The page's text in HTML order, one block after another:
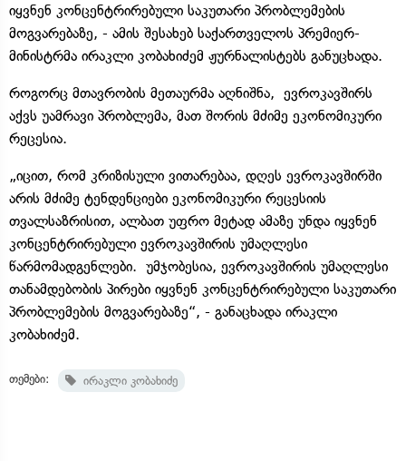
იყვნენ კონცენტრირებული საკუთარი პრობლემების
მოგვარებაზე, - ამის შესახებ საქართველოს პრემიერ-
მინისტრმა ირაკლი კობახიძემ ჟურნალისტებს განუცხადა.
როგორც მთავრობის მეთაურმა აღნიშნა, ევროკავშირს
აქვს უამრავი პრობლემა, მათ შორის მძიმე ეკონომიკური
რეცესია.
„იცით, რომ კრიზისული ვითარებაა, დღეს ევროკავშირში
არის მძიმე ტენდენციები ეკონომიკური რეცესიის
თვალსაზრისით, ალბათ უფრო მეტად ამაზე უნდა იყვნენ
კონცენტრირებული ევროკავშირის უმაღლესი
წარმომადგენლები. უმჯობესია, ევროკავშირის უმაღლესი
თანამდებობის პირები იყვნენ კონცენტრირებული საკუთარი
პრობლემების მოგვარებაზე“, - განაცხადა ირაკლი
კობახიძემ.
თემები: ირაკლი კობახიძე